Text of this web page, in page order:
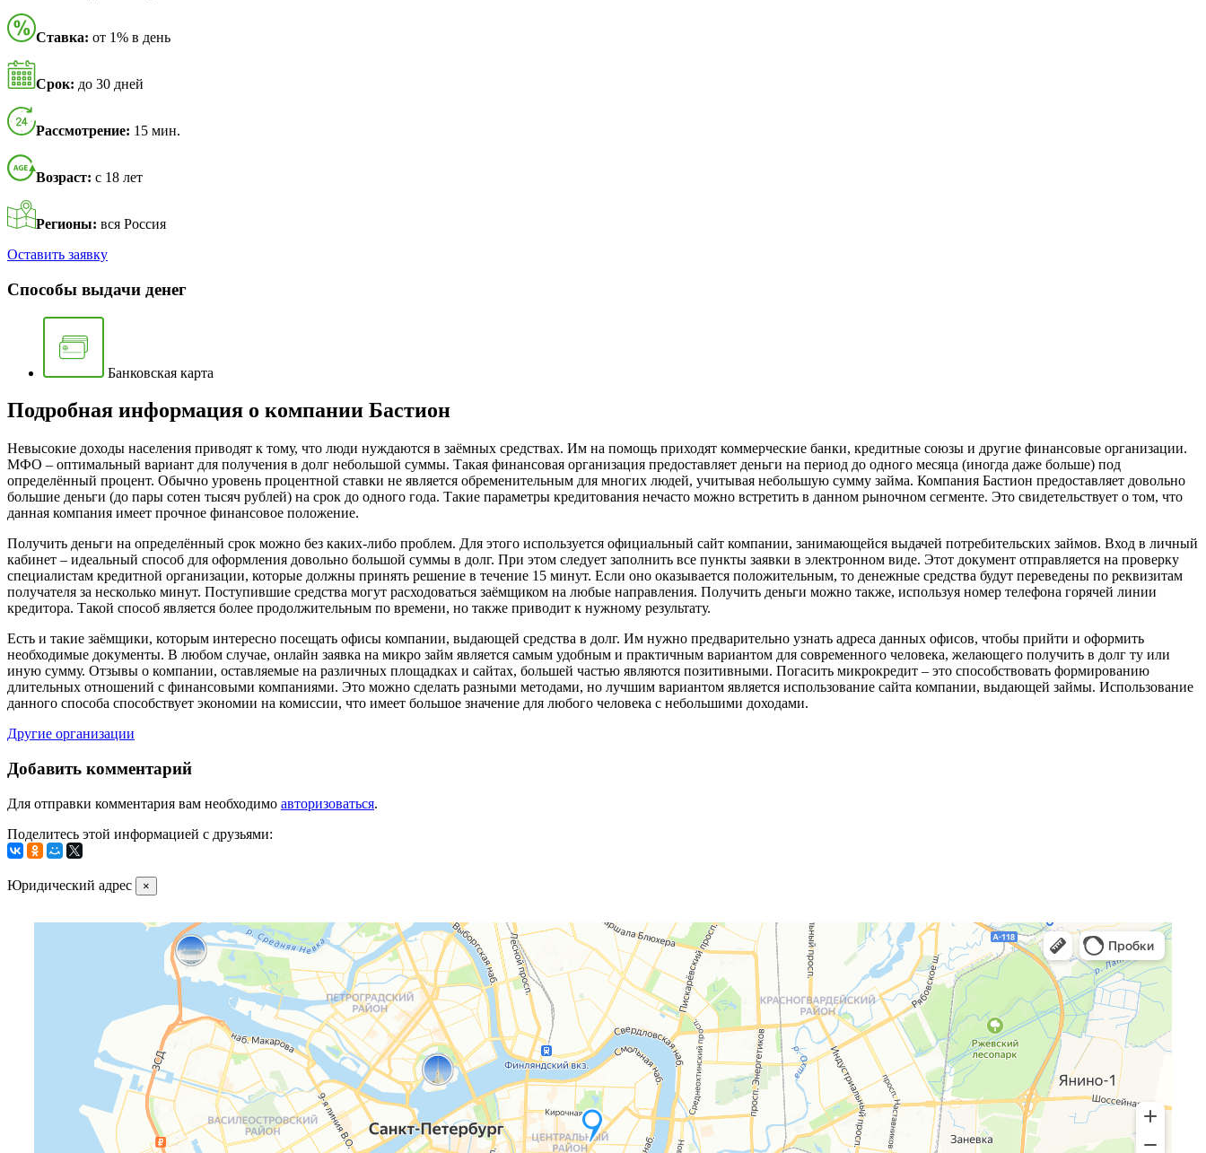
Ставка: от 1% в день
Срок: до 30 дней
Рассмотрение: 15 мин.
Возраст: с 18 лет
Регионы: вся Россия
Оставить заявку
Способы выдачи денег
Банковская карта
Подробная информация о компании Бастион
Невысокие доходы населения приводят к тому, что люди нуждаются в заёмных средствах. Им на помощь приходят коммерческие банки, кредитные союзы и другие финансовые организации.
МФО – оптимальный вариант для получения в долг небольшой суммы. Такая финансовая организация предоставляет деньги на период до одного месяца (иногда даже больше) под
определённый процент. Обычно уровень процентной ставки не является обременительным для многих людей, учитывая небольшую сумму займа. Компания Бастион предоставляет довольно
большие деньги (до пары сотен тысяч рублей) на срок до одного года. Такие параметры кредитования нечасто можно встретить в данном рыночном сегменте. Это свидетельствует о том, что
данная компания имеет прочное финансовое положение.
Получить деньги на определённый срок можно без каких-либо проблем. Для этого используется официальный сайт компании, занимающейся выдачей потребительских займов. Вход в личный
кабинет – идеальный способ для оформления довольно большой суммы в долг. При этом следует заполнить все пункты заявки в электронном виде. Этот документ отправляется на проверку
специалистам кредитной организации, которые должны принять решение в течение 15 минут. Если оно оказывается положительным, то денежные средства будут переведены по реквизитам
получателя за несколько минут. Поступившие средства могут расходоваться заёмщиком на любые направления. Получить деньги можно также, используя номер телефона горячей линии
кредитора. Такой способ является более продолжительным по времени, но также приводит к нужному результату.
Есть и такие заёмщики, которым интересно посещать офисы компании, выдающей средства в долг. Им нужно предварительно узнать адреса данных офисов, чтобы прийти и оформить
необходимые документы. В любом случае, онлайн заявка на микро займ является самым удобным и практичным вариантом для современного человека, желающего получить в долг ту или
иную сумму. Отзывы о компании, оставляемые на различных площадках и сайтах, большей частью являются позитивными. Погасить микрокредит – это способствовать формированию
длительных отношений с финансовыми компаниями. Это можно сделать разными методами, но лучшим вариантом является использование сайта компании, выдающей займы. Использование
данного способа способствует экономии на комиссии, что имеет большое значение для любого человека с небольшими доходами.
Другие организации
Добавить комментарий
Для отправки комментария вам необходимо авторизоваться.
Поделитесь этой информацией с друзьями:
Юридический адрес ×